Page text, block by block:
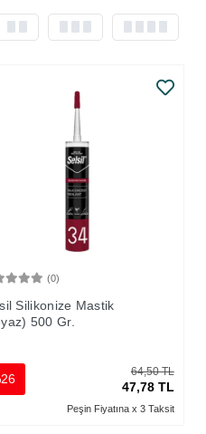
(0)
Silikonize Mastik
500 Gr.
64,50 TL
47,78 TL
Peşin Fiyatına x 3 Taksit